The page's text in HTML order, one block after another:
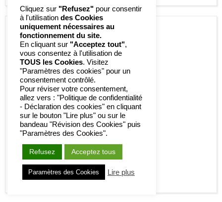
sorbier
Cliquez sur "Refusez" pour consentir
à l'utilisation des Cookies
uniquement nécessaires au
fonctionnement du site.
En cliquant sur "Acceptez tout",
vous consentez à l'utilisation de
TOUS les Cookies. Visitez
"Paramètres des cookies" pour un
consentement contrôlé.
Pour réviser votre consentement,
allez vers : "Politique de confidentialité
- Déclaration des cookies" en cliquant
sur le bouton "Lire plus" ou sur le
bandeau "Révision des Cookies" puis
"Paramètres des Cookies".
Refusez Acceptez tous
Paramètres des Cookies Lire plus